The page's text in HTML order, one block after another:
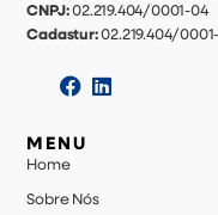
CNPJ:02.219.404/0001-04
Cadastur:02.219.404/
MENU
Home
Sobre Nós